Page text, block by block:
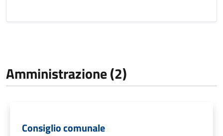
Amministrazione (2)
Consiglio comunale